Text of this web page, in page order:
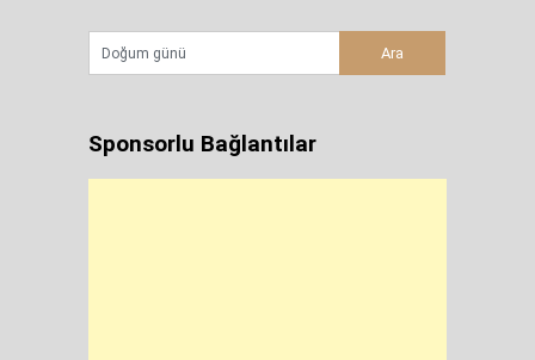
Sponsorlu Bağlantılar